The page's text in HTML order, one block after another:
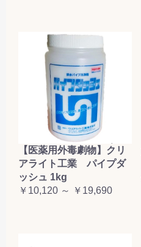
【医薬用外毒劇物】クリ
アライト工業 パイプダ
ッシュ 1kg
￥10,120 ～ ￥19,690